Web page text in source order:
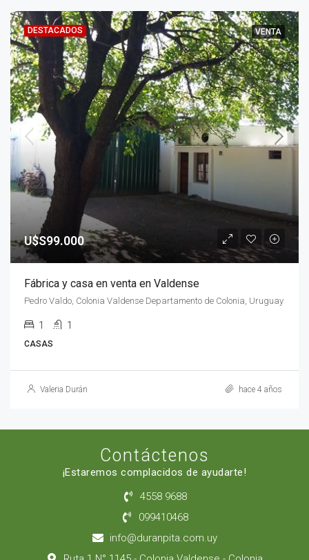
DESTACADOS VENTA
U$S99.000
Fábrica y casa en venta en Valdense
Pedro Valdo, Colonia Valdense Departamento de Colonia, Uruguay
1 1
CASAS
Valeria Durán hace 4 años
Contáctenos
¡Estaremos complacidos de ayudarte!
4558 9688
099410468
info@duranpita.com.uy